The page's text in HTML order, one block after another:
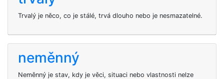
Trvalý je něco, co je stálé, trvá dlouho nebo je nesmazatelné.
neměnný
Neměnný je stav, kdy je věci, situaci nebo vlastnosti nelze